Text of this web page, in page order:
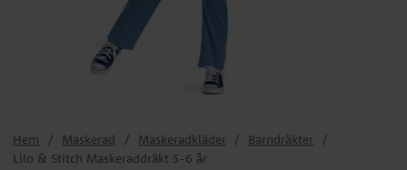
Hem Maskerad Maskeradkläder
Barndräkter
Lilo & Stitch Maskeraddräkt 5-6 år